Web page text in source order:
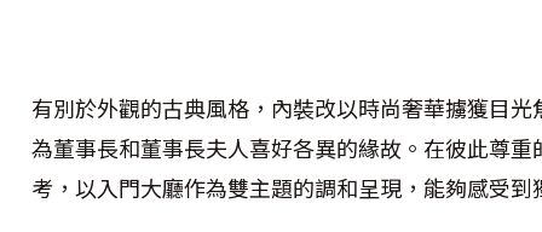
有別於外觀的古典風格，內裝改以時尚奢華擄獲目
為董事長和董事長夫人喜好各異的緣故。在彼此尊
考，以入門大廳作為雙主題的調和呈現，能夠感受